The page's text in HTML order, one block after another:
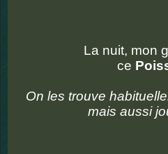
La nuit, mon
ce
On les trouve
mais aussi